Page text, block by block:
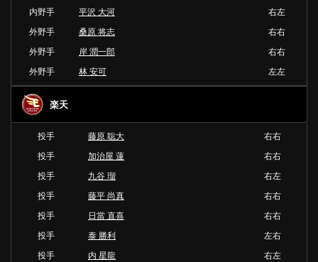
内野手
平沢 大河
右左
外野手
桑原 将志
右右
外野手
岸 潤一郎
右右
外野手
林 安可 左左
楽天
投手 藤原 聡大
右右
投手
加治屋 蓮
右右
投手
九谷 瑠
右左
投手
藤平 尚真
右右
投手
日當 直喜
右右
投手
泰 勝利
左右
投手
内 星龍
右左